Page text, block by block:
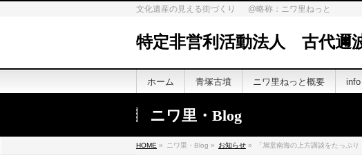
文化遺産の見える街づくり @略称：ニワ里ねっと
特定非営利活動法人 古代邇
ホーム 青塚古墳 ニワ里ねっと概要 info
ニワ里・Blog
HOME » ニワ里・Blog » お知らせ » 「旭堂南海の上方講談をたっぷり